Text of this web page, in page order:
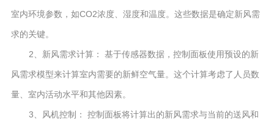
室内环境参数，如CO2浓度、湿度和温度。这些数据是确定新风需
求的关键。
2、新风需求计算： 基于传感器数据，控制面板使用预设的新
风需求模型来计算室内需要的新鲜空气量。这个计算考虑了人员数
量、室内活动水平和其他因素。
3、风机控制： 控制面板将计算出的新风需求与当前的送风和